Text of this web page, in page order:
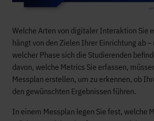
Welche Arten von digitaler Interaktion Sie
hängt von den Zielen Ihrer Einrichtung ab –
welcher Phase sich die Studierenden
davon, welche Metrics Sie erfassen,
Messplan erstellen, um zu erkennen, ob
den gewünschten Ergebnissen führen.
In einem Messplan legen Sie fest, welche